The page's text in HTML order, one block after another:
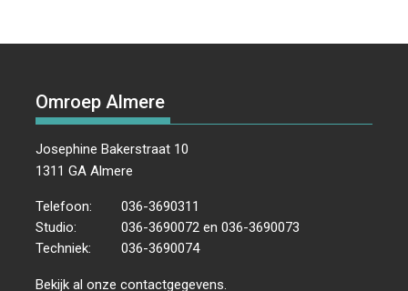
Omroep Almere
Josephine Bakerstraat 10
1311 GA Almere
Telefoon:
036-3690311
Studio:
036-3690072 en 036-3690073
Techniek:
036-3690074
Bekijk al onzecontactgegevens